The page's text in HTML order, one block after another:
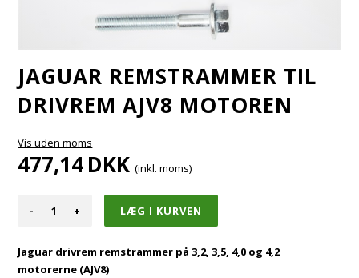
JAGUAR REMSTRAMMER TIL
DRIVREM AJV8 MOTOREN
Vis uden moms
477,14DKK (inkl. moms)
- +
Jaguar drivrem remstrammer på 3,2, 3,5, 4,0 og 4,2
motorerne (AJV8)